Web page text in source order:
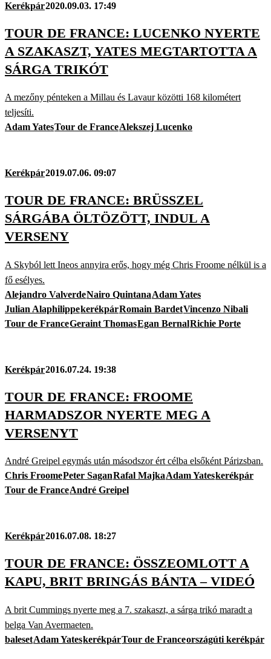
Kerékpár2020.09.03. 17:49
TOUR DE FRANCE: LUCENKO NYERTE
A SZAKASZT, YATES MEGTARTOTTA A
SÁRGA TRIKÓT
A mezőny pénteken a Millau és Lavaur közötti 168 kilométert
teljesíti.
Adam YatesTour de FranceAlekszej Lucenko
Kerékpár2019.07.06. 09:07
TOUR DE FRANCE: BRÜSSZEL
SÁRGÁBA ÖLTÖZÖTT, INDUL A
VERSENY
A Skyból lett Ineos annyira erős, hogy még Chris Froome nélkül is a
fő esélyes.
Alejandro ValverdeNairo QuintanaAdam Yates
Julian AlaphilippekerékpárRomain BardetVincenzo Nibali
Tour de FranceGeraint ThomasEgan BernalRichie Porte
Kerékpár2016.07.24. 19:38
TOUR DE FRANCE: FROOME
HARMADSZOR NYERTE MEG A
VERSENYT
André Greipel egymás után másodszor ért célba elsőként Párizsban.
Chris FroomePeter SaganRafal MajkaAdam Yateskerékpár
Tour de FranceAndré Greipel
Kerékpár2016.07.08. 18:27
TOUR DE FRANCE: ÖSSZEOMLOTT A
KAPU, BRIT BRINGÁS BÁNTA – VIDEÓ
A brit Cummings nyerte meg a 7. szakaszt, a sárga trikó maradt a
belga Van Avermaeten.
balesetAdam YateskerékpárTour de Franceországúti kerékpár